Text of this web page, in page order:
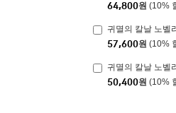
64,800원 (10%
귀멸의 칼날 노벨
57,600원 (10%
귀멸의 칼날 노벨
50,400원 (10%